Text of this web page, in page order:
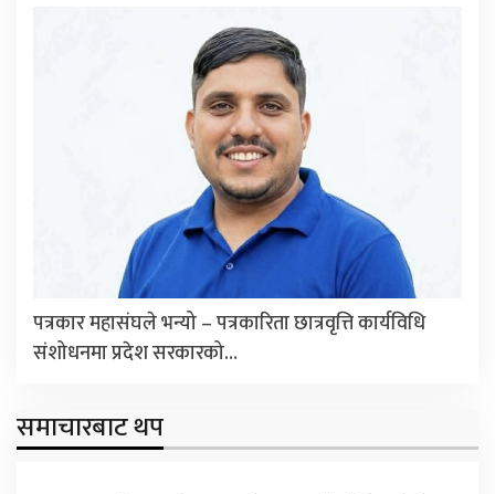
पत्रकार महासंघले भन्यो – पत्रकारिता छात्रवृत्ति कार्यविधि
संशोधनमा प्रदेश सरकारको…
समाचारबाट थप